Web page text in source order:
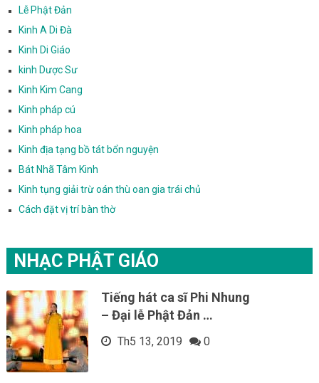
Lễ Phật Đản
Kinh A Di Đà
Kinh Di Giáo
kinh Dược Sư
Kinh Kim Cang
Kinh pháp cú
Kinh pháp hoa
Kinh địa tạng bồ tát bổn nguyện
Bát Nhã Tâm Kinh
Kinh tụng giải trừ oán thù oan gia trái chủ
Cách đặt vị trí bàn thờ
NHẠC PHẬT GIÁO
Tiếng hát ca sĩ Phi Nhung
– Đại lễ Phật Đản …
Th5 13, 2019 0